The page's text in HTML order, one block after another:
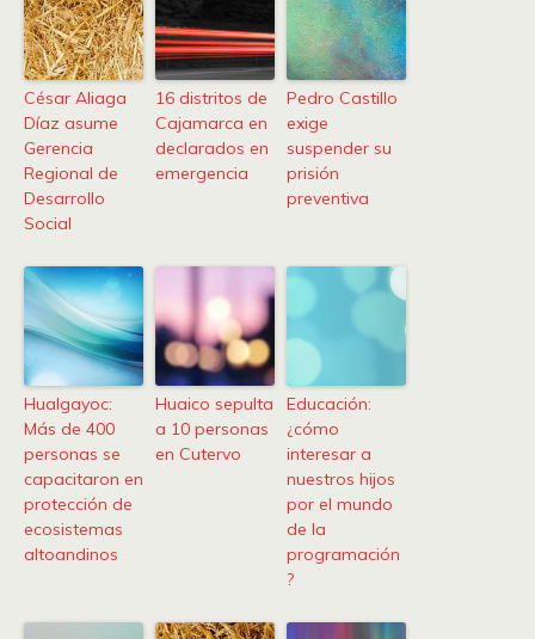
César Aliaga
Díaz asume
Gerencia
Regional de
Desarrollo
Social
16 distritos de
Cajamarca en
declarados en
emergencia
Pedro Castillo
exige
suspender su
prisión
preventiva
Hualgayoc:
Más de 400
personas se
capacitaron en
protección de
ecosistemas
altoandinos
Huaico sepulta
a 10 personas
en Cutervo
Educación:
¿cómo
interesar a
nuestros hijos
por el mundo
de la
programación
?